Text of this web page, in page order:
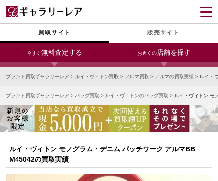
買取サイト 販売サイト
今すぐ無料査定する お近くの店舗を探す
24時間受付（対応時間10:00～19:00）
宅配買取を申し込む
無料の宅配キットをお届けします
今すぐ電話査定
受付時間 10:00～19:00
銀座本店 青山表参道店 新宿東口店
小田急新宿店 LAB東京 名古屋大須店
なんば店
ブランド買取ギャラリーレア > ルイ・ヴィトン買取 > アルマ買取 > アルマの買取実績 > ルイ・
ブランド買取ギャラリーレア > バッグ買取 > ルイ・ヴィトンのバッグ買取 > ルイ・ヴィトン モ
ルイ・ヴィトン モノグラム・デニム パッチワーク アルマBB
M45042の買取実績